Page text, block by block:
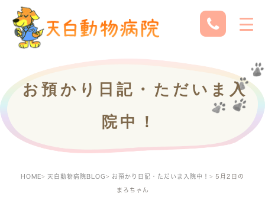
お預かり日記・ただいま入
院中！
HOME 天白動物病院BLOG お預かり日記・ただいま入院中！ 5月2日の
まろちゃん